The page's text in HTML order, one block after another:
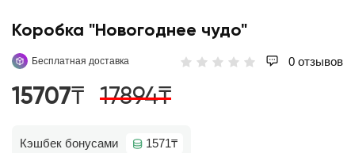
Коробка "Новогоднее чудо"
Бесплатная доставка 0 отзывов
15707₸ 17894₸
Кэшбек бонусами 1571₸